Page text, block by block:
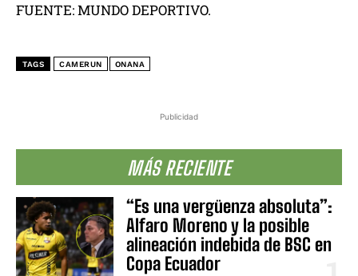
Publicidad
MÁS RECIENTE
“Es una vergüenza absoluta”:
Alfaro Moreno y la posible
alineación indebida de BSC en
Copa Ecuador
FUENTE: MUNDO DEPORTIVO.
TAGS CAMERUN ONANA